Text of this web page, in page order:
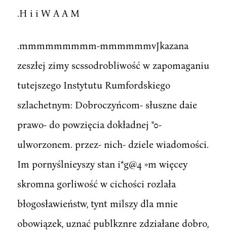
.H i i W A A M
.mmmmmmmmm-mmmmmmvJkazana
zeszłej zimy scssodrobliwość w zapomaganiu
tutejszego Instytutu Rumfordskiego
szlachetnym: Dobroczyńcom- słuszne daie
prawo- do powzięcia dokładnej "0-
ulworzonem. przez- nich- dziele wiadomości.
Im pornyślnieyszy stan i*g@4 »m więcey
skromna gorliwość w cichości rozlała
błogosławieństw, tynt milszy dla mnie
obowiązek, uznać publkznre zdziałane dobro,